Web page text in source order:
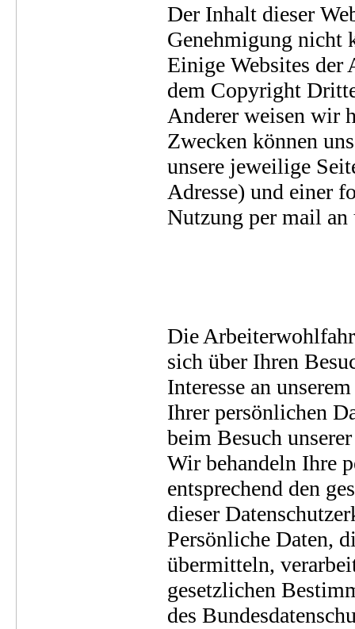
Der Inhalt dieser
Genehmigung nicht
Einige Websites der
dem Copyright
Anderer weisen wir
Zwecken können
unsere jeweilige
Adresse) und einer
Nutzung per mail an
Die
sich über Ihren
Interesse an
Ihrer persönlichen
beim Besuch
Wir behandeln Ihre
entsprechend den
dieser
Persönliche Daten,
übermitteln,
gesetzlichen
des